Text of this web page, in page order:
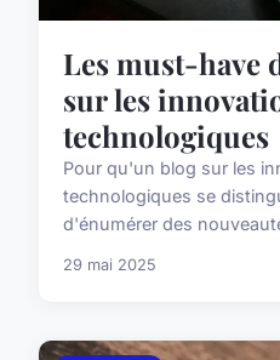
Les must-have
sur les
technologiques
Pour qu'un blog sur les
technologiques se
d'énumérer des
29 mai 2025